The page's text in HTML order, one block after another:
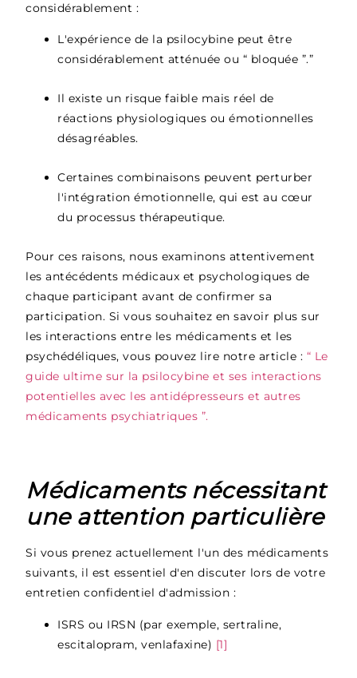
considérablement :
L'expérience de la psilocybine peut être
considérablement atténuée ou “ bloquée ”.”
Il existe un risque faible mais réel de
réactions physiologiques ou émotionnelles
désagréables.
Certaines combinaisons peuvent perturber
l'intégration émotionnelle, qui est au cœur
du processus thérapeutique.
Pour ces raisons, nous examinons attentivement
les antécédents médicaux et psychologiques de
chaque participant avant de confirmer sa
participation. Si vous souhaitez en savoir plus sur
les interactions entre les médicaments et les
psychédéliques, vous pouvez lire notre article : “ Le
guide ultime sur la psilocybine et ses interactions
potentielles avec les antidépresseurs et autres
médicaments psychiatriques ”.
Médicaments nécessitant
une attention particulière
Si vous prenez actuellement l'un des médicaments
suivants, il est essentiel d'en discuter lors de votre
entretien confidentiel d'admission :
ISRS ou IRSN (par exemple, sertraline,
escitalopram, venlafaxine) [1]